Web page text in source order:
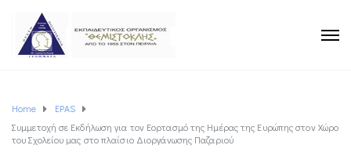
Home
EPAS
Συμμετοχή σε Εκδήλωση για τον Εορτασμό της Ημέρας της Ευρώπης στον Χώρο
του Σχολείου μας στο πλαίσιο Διοργάνωσης Παζαριού